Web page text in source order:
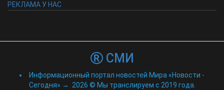
РЕКЛАМА У НАС
СМИ
Информационный портал новостей Мира «Новости -
Сегодня» → 2026 © Мы транслируем с 2019 года.